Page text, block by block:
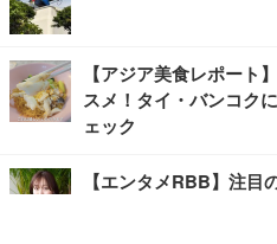
【アジア美食レポート
スメ！タイ・バンコク
ェック
【エンタメRBB】注目